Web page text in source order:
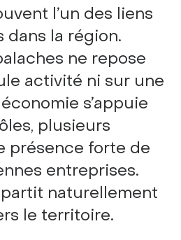
l’un des liens
dans la région.
ne repose
activité ni sur une
s’appuie
plusieurs
présence forte de
entreprises.
naturellement
le territoire.